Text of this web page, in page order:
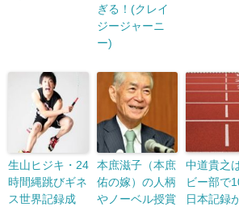
ぎる！(クレイ
ジージャーニ
ー)
生山ヒジキ・24
時間縄跳びギネ
ス世界記録成
本庶滋子（本庶
佑の嫁）の人柄
やノーベル授賞
中道貴之
ビー部で
日本記録